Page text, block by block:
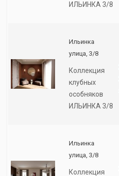
ИЛЬИНКА 3/8
Ильинка
улица, 3/8
Коллекция
клубных
особняков
ИЛЬИНКА 3/8
Ильинка
улица, 3/8
Коллекция